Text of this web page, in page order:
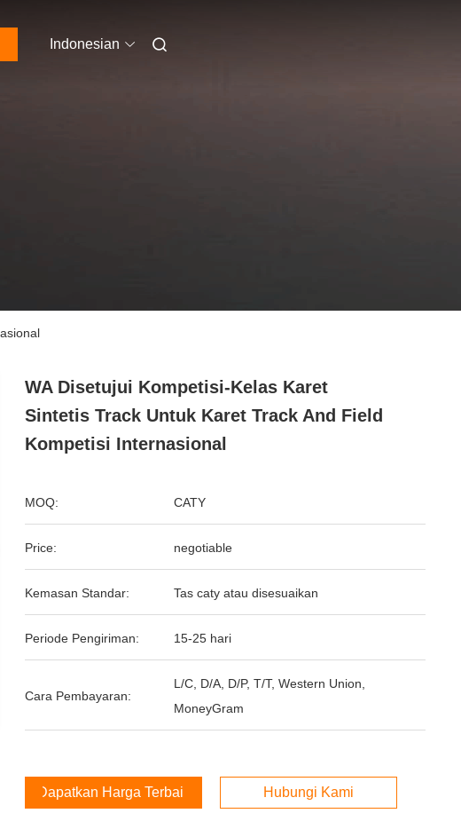
Indonesian
WA Disetujui Kompetisi-Kelas Karet
Sintetis Track Untuk Karet Track And Field
Kompetisi Internasional
MOQ: CATY
Price: negotiable
Kemasan Standar: Tas caty atau disesuaikan
Periode Pengiriman: 15-25 hari
Cara Pembayaran:
L/C, D/A, D/P, T/T, Western Union,
MoneyGram
Dapatkan Harga Terbaik Hubungi Kami